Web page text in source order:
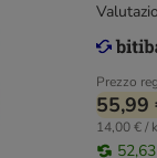
Prezzo
55,99
14,00 € /